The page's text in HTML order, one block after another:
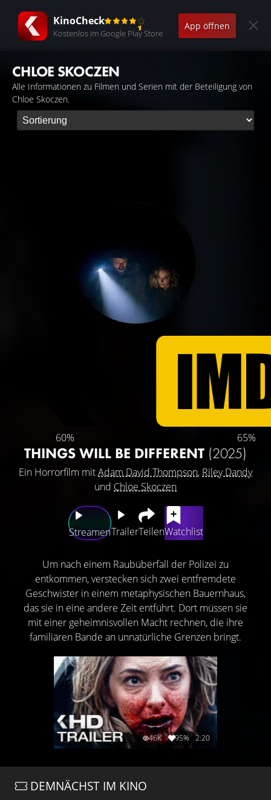
KinoCheck
Kostenlos im Google Play Store
App öffnen
CHLOE SKOCZEN
Alle Informationen zu Filmen und Serien mit der Beteiligung von
Chloe Skoczen.
60% 65%
THINGS WILL BE DIFFERENT (2025)
Ein Horrorfilm mitAdam David Thompson, Riley Dandy
und Chloe Skoczen
StreamenTrailerTeilenWatchlist
Um nach einem Raubüberfall der Polizei zu
entkommen, verstecken sich zwei entfremdete
Geschwister in einem metaphysischen Bauernhaus,
das sie in eine andere Zeit entführt. Dort müssen sie
mit einer geheimnisvollen Macht rechnen, die ihre
familiären Bande an unnatürliche Grenzen bringt.
46K 95% 2:20
DEMNÄCHST IM KINO